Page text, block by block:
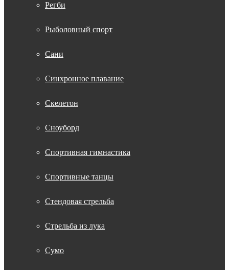
Регби
Рыболовный спорт
Сани
Синхронное плавание
Скелетон
Сноуборд
Спортивная гимнастика
Спортивные танцы
Стендовая стрельба
Стрельба из лука
Сумо